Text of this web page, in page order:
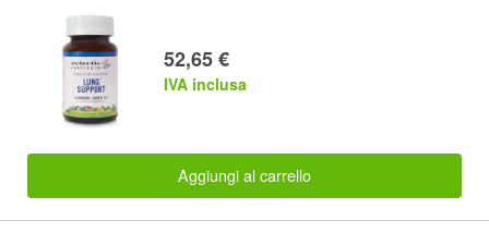
52,65 €
IVA inclusa
Aggiungi al carrello